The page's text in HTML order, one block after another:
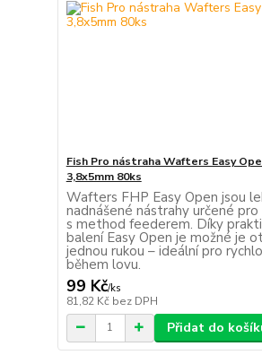
Fish Pro nástraha Wafters Easy
3,8x5mm 80ks
Wafters FHP Easy Open jsou
nadnášené nástrahy určené
s method feederem. Díky
balení Easy Open je možné je
jednou rukou – ideální pro
během lovu.
99 Kč/ks
81,82 Kč bez DPH
Přidat do